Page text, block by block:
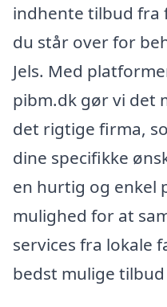
indhente tilbud fra
du står over for
Jels. Med
pibm.dk gør vi det
det rigtige firma,
dine specifikke
en hurtig og enkel
mulighed for at
services fra lokale
bedst mulige